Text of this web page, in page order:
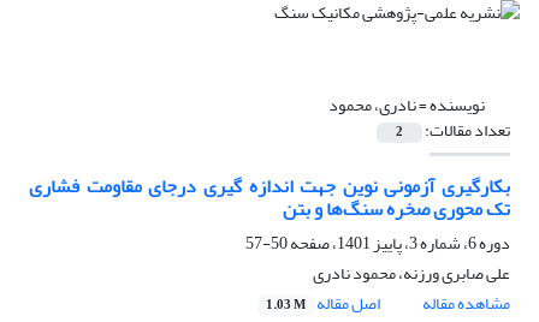
نویسنده =نادری، محمود
تعداد مقالات: 2
بکارگیری آزمونی نوین جهت اندازه گیری درجای مقاومت فشاری
تک محوری صخره سنگ‌ها و بتن
دوره 6، شماره 3، پاییز 1401، صفحه
50-57
علی صابری ورزنه، محمود نادری
مشاهده مقاله
اصل مقاله 1.03 M